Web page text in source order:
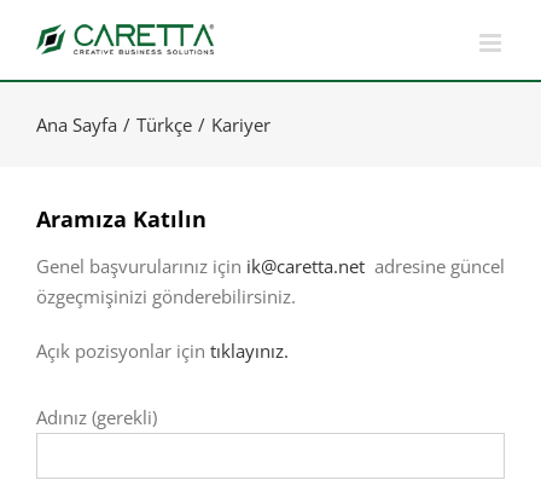
content
Ana Sayfa Türkçe Kariyer
Aramıza Katılın
Genel başvurularınız için ik@caretta.net adresine güncel
özgeçmişinizi gönderebilirsiniz.
Açık pozisyonlar için tıklayınız.
Adınız (gerekli)